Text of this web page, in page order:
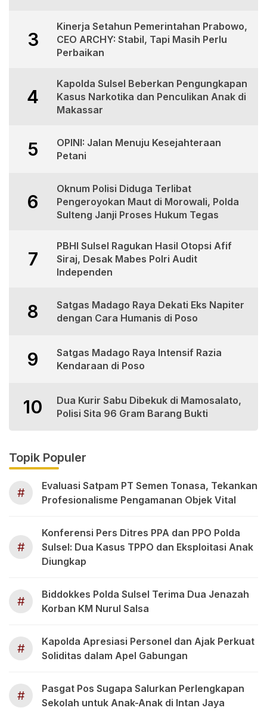
3
Kinerja Setahun Pemerintahan Prabowo,
CEO ARCHY: Stabil, Tapi Masih Perlu
Perbaikan
4
Kapolda Sulsel Beberkan Pengungkapan
Kasus Narkotika dan Penculikan Anak di
Makassar
5
OPINI: Jalan Menuju Kesejahteraan
Petani
6
Oknum Polisi Diduga Terlibat
Pengeroyokan Maut di Morowali, Polda
Sulteng Janji Proses Hukum Tegas
7
PBHI Sulsel Ragukan Hasil Otopsi Afif
Siraj, Desak Mabes Polri Audit
Independen
8
Satgas Madago Raya Dekati Eks Napiter
dengan Cara Humanis di Poso
9
Satgas Madago Raya Intensif Razia
Kendaraan di Poso
10
Dua Kurir Sabu Dibekuk di Mamosalato,
Polisi Sita 96 Gram Barang Bukti
Topik Populer
#
Evaluasi Satpam PT Semen Tonasa, Tekankan
Profesionalisme Pengamanan Objek Vital
#
Konferensi Pers Ditres PPA dan PPO Polda
Sulsel: Dua Kasus TPPO dan Eksploitasi Anak
Diungkap
#
Biddokkes Polda Sulsel Terima Dua Jenazah
Korban KM Nurul Salsa
#
Kapolda Apresiasi Personel dan Ajak Perkuat
Soliditas dalam Apel Gabungan
#
Pasgat Pos Sugapa Salurkan Perlengkapan
Sekolah untuk Anak-Anak di Intan Jaya